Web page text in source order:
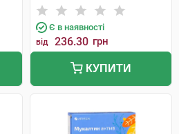
Є в наявності
від 236.30 грн
КУПИТИ